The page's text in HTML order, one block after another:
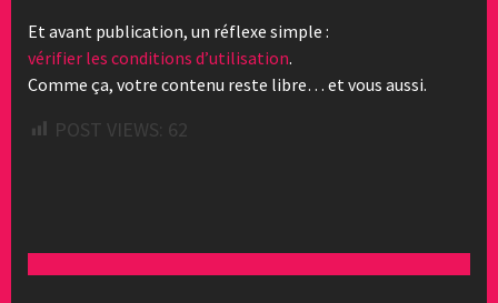
Et avant publication, un réflexe simple :
vérifier les conditions d’utilisation.
Comme ça, votre contenu reste libre… et vous aussi.
POST VIEWS: 62